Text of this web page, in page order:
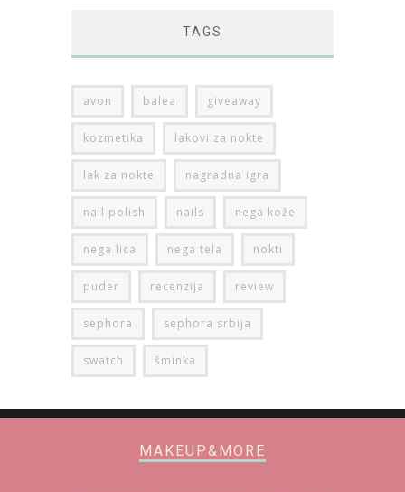
TAGS
avon balea giveaway
kozmetika lakovi za nokte
lak za nokte nagradna igra
nail polish nails nega kože
nega lica nega tela nokti
puder recenzija review
sephora sephora srbija
swatch šminka
MAKEUP&MORE